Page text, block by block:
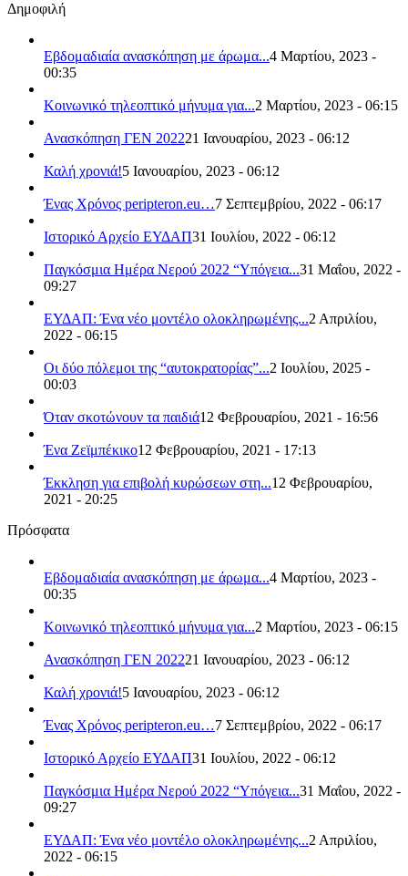
Δημοφιλή
Εβδομαδιαία ανασκόπηση με άρωμα...4 Μαρτίου, 2023 -
00:35
Κοινωνικό τηλεοπτικό μήνυμα για...2 Μαρτίου, 2023 - 06:15
Ανασκόπηση ΓΕΝ 202221 Ιανουαρίου, 2023 - 06:12
Καλή χρονιά!5 Ιανουαρίου, 2023 - 06:12
Ένας Χρόνος peripteron.eu…7 Σεπτεμβρίου, 2022 - 06:17
Ιστορικό Αρχείο ΕΥΔΑΠ31 Ιουλίου, 2022 - 06:12
Παγκόσμια Ημέρα Νερού 2022 “Υπόγεια...31 Μαΐου, 2022 -
09:27
ΕΥΔΑΠ: Ένα νέο μοντέλο ολοκληρωμένης...2 Απριλίου,
2022 - 06:15
Οι δύο πόλεμοι της “αυτοκρατορίας”...2 Ιουλίου, 2025 -
00:03
Όταν σκοτώνουν τα παιδιά12 Φεβρουαρίου, 2021 - 16:56
Ένα Ζεϊμπέκικο12 Φεβρουαρίου, 2021 - 17:13
Έκκληση για επιβολή κυρώσεων στη...12 Φεβρουαρίου,
2021 - 20:25
Πρόσφατα
Εβδομαδιαία ανασκόπηση με άρωμα...4 Μαρτίου, 2023 -
00:35
Κοινωνικό τηλεοπτικό μήνυμα για...2 Μαρτίου, 2023 - 06:15
Ανασκόπηση ΓΕΝ 202221 Ιανουαρίου, 2023 - 06:12
Καλή χρονιά!5 Ιανουαρίου, 2023 - 06:12
Ένας Χρόνος peripteron.eu…7 Σεπτεμβρίου, 2022 - 06:17
Ιστορικό Αρχείο ΕΥΔΑΠ31 Ιουλίου, 2022 - 06:12
Παγκόσμια Ημέρα Νερού 2022 “Υπόγεια...31 Μαΐου, 2022 -
09:27
ΕΥΔΑΠ: Ένα νέο μοντέλο ολοκληρωμένης...2 Απριλίου,
2022 - 06:15